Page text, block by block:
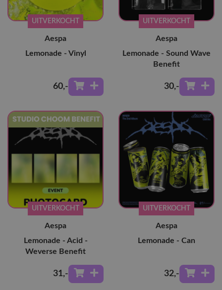
UITVERKOCHT
Aespa
Lemonade - Vinyl
60,-
UITVERKOCHT
Aespa
Lemonade - Sound Wave
Benefit
30,-
UITVERKOCHT
Aespa
Lemonade - Acid -
Weverse Benefit
31,-
UITVERKOCHT
Aespa
Lemonade - Can
32,-